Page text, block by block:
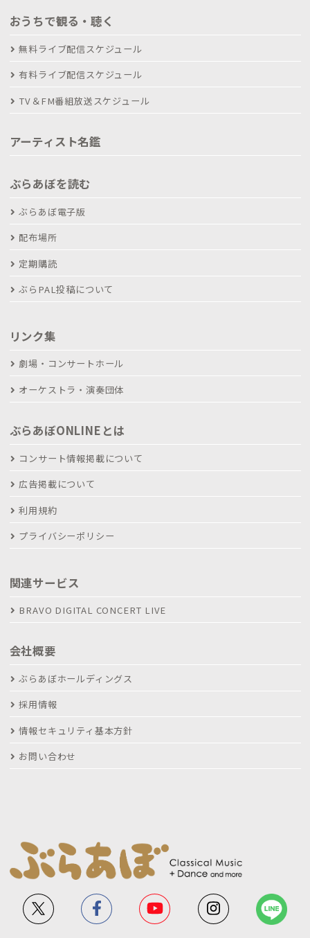
おうちで観る・聴く
無料ライブ配信スケジュール
有料ライブ配信スケジュール
TV＆FM番組放送スケジュール
アーティスト名鑑
ぶらあぼを読む
ぶらあぼ電子版
配布場所
定期購読
ぶらPAL投稿について
リンク集
劇場・コンサートホール
オーケストラ・演奏団体
ぶらあぼONLINEとは
コンサート情報掲載について
広告掲載について
利用規約
プライバシーポリシー
関連サービス
BRAVO DIGITAL CONCERT LIVE
会社概要
ぶらあぼホールディングス
採用情報
情報セキュリティ基本方針
お問い合わせ